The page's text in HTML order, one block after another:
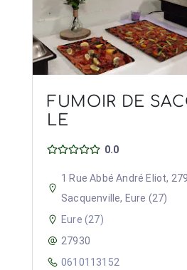
FUMOIR DE
LE
0.0
1 Rue Abbé André Eliot,
Sacquenville, Eure (27)
Eure (27)
27930
0610113152